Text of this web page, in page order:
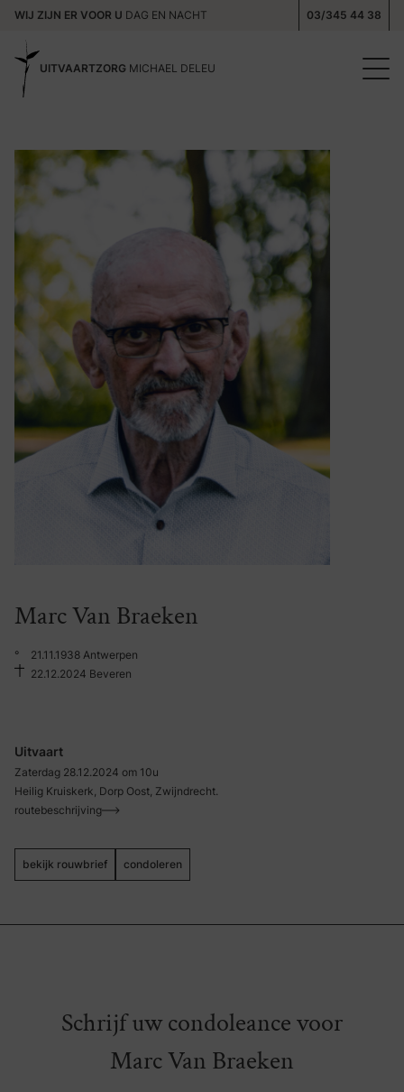
WIJ ZIJN ER VOOR U DAG EN NACHT 03/345 44 38
UITVAARTZORG MICHAEL DELEU
Marc Van Braeken
°
21.11.1938 Antwerpen
22.12.2024 Beveren
Uitvaart
Zaterdag 28.12.2024 om 10u
Heilig Kruiskerk, Dorp Oost, Zwijndrecht.
routebeschrijving
bekijk rouwbrief condoleren
Schrijf uw condoleance voor
Marc Van Braeken